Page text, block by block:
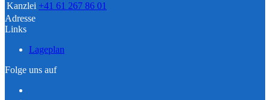
Kanzlei +41 61 267 86 01
Adresse
Links
Lageplan
Folge uns auf